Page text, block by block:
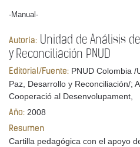
-Manual-
Autoría: Unidad de Análisis
y Reconciliación PNUD
Editorial/Fuente: PNUD Colombia /
Paz, Desarrollo y Reconciliación/;
Cooperació al Desenvolupament,
Año: 2008
Resumen
Cartilla pedagógica con el apoyo